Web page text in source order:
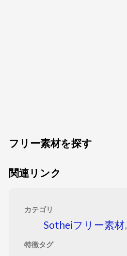
フリー素材を探す
関連リンク
カテゴリ
Sotheiフリー素材,
特徴タグ